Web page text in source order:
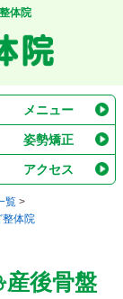
体院
メニュー
姿勢矯正
アクセス
覧 >
整体院
後骨盤